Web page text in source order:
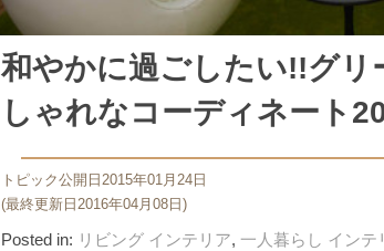
和やかに過ごしたい!!グ
しゃれなコーディネート
トピック公開日2015年01月24日
(最終更新日2016年04月08日)
Posted in: リビング インテリア, 一人暮らし インテ